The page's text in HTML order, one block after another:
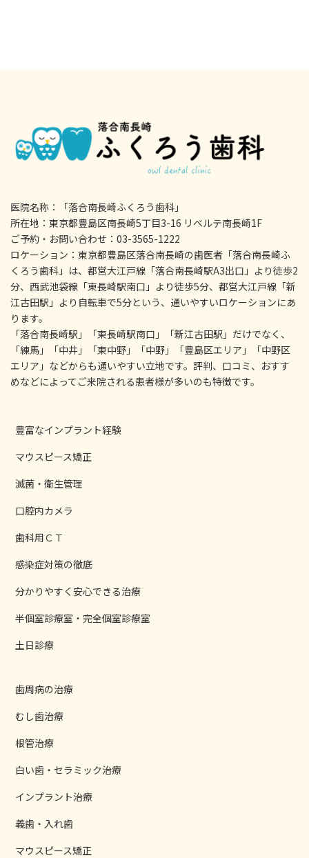
医院名称：「落合南長崎ふくろう歯科」
所在地：東京都豊島区南長崎5丁目3-16 リベルテ南長崎1F
ご予約・お問い合わせ：03-3565-1222
ロケーション：東京都豊島区落合南長崎の歯医者「落合南長崎ふ
くろう歯科」は、都営大江戸線「落合南長崎駅A3出口」より徒歩2
分、西武池袋線「東長崎駅南口」より徒歩5分、都営大江戸線「新
江古田駅」より自転車で5分という、通いやすいロケーションにあ
ります。
「落合南長崎駅」「東長崎駅南口」「新江古田駅」だけでなく、
「練馬」「中井」「東中野」「中野」「豊島区エリア」「中野区
エリア」などからも通いやすい立地です。評判、口コミ、おすす
めなどによってご来院される患者様が多いのも特徴です。
豊富なインプラント経験
マウスピース矯正
滅菌・衛生管理
口腔内カメラ
歯科用ＣＴ
感染症対策の徹底
分かりやすく安心できる治療
半個室診療室・完全個室診療室
土日診療
歯周病の治療
むし歯治療
根管治療
白い歯・セラミック治療
インプラント治療
義歯・入れ歯
マウスピース矯正